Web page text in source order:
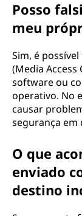
Posso
meu
Sim, é
(Media
software ou
operativo. No
causar
segurança em
O que
enviado
destino